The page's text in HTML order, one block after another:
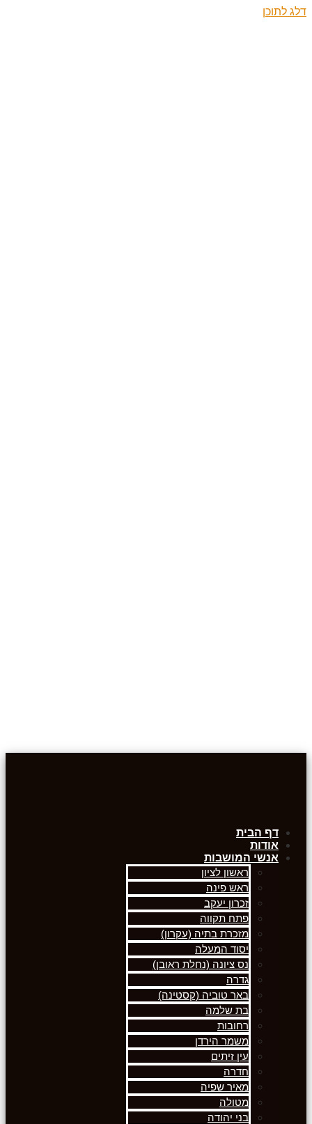
דלג לתוכן
דף הבית
אודות
אנשי המושבות
ראשון לציון
ראש פינה
זכרון יעקב
פתח תקווה
מזכרת בתיה (עקרון)
יסוד המעלה
נס ציונה (נחלת ראובן)
גדרה
באר טוביה (קסטינה)
בת שלמה
רחובות
משמר הירדן
עין זיתים
חדרה
מאיר שפיה
מטולה
בני יהודה